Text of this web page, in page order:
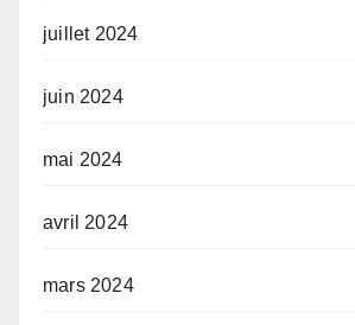
juillet 2024
juin 2024
mai 2024
avril 2024
mars 2024